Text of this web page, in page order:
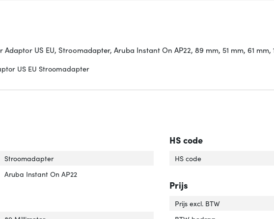
Adaptor US EU, Stroomadapter, Aruba Instant On AP22, 89 mm, 51 mm, 61 mm,
US EU Stroomadapter
over 'Type product'
uitleg over 'Type product'
Stroomadapter
over 'Compatibiliteit'
uitleg over 'Compatibiliteit'
Aruba Instant On AP22
HS code
HS code
Prijs
Prijs excl. BTW